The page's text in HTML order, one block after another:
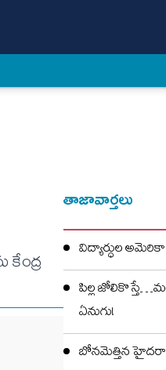
తాజావార్తలు
విద్యార్ధుల అమెరికా
పిల్ల
ఏనుగు!
బోనమెత్తిన